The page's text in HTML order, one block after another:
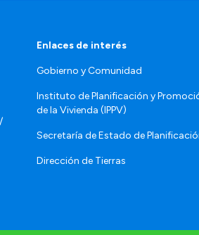
Enlaces de interés
Gobierno y Comunidad
Instituto de Planificación y
de la Vivienda (IPPV)
Secretaría de Estado de
Dirección de Tierras